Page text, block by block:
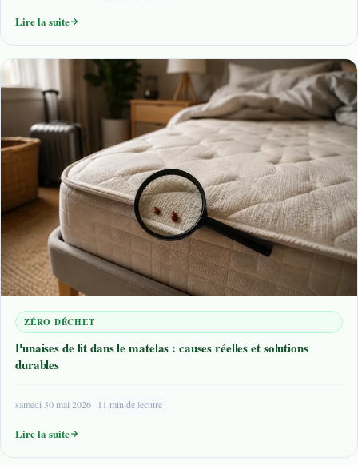
Lire la suite
ZÉRO DÉCHET
Punaises de lit dans le matelas : causes réelles et solutions
durables
samedi 30 mai 2026 11 min de lecture
Lire la suite